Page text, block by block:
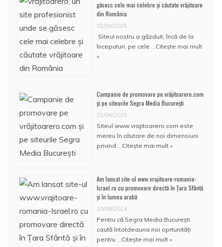
găsesc cele mai celebre și căutate vrăjitoare
din România
02/04/2025
Siteul nostru a găzduit, încă de la
începuturi, pe cele … Citește mai mult
»
Campanie de promovare pe vrăjitoarero.com
și pe siteurile Segra Media București
01/04/2025
Siteul www.vrajitoarero.com este
mereu în căutare de noi dimensiuni
privind … Citește mai mult »
Am lansat site-ul www.vrajitoare-romania-
Israel.ro cu promovare directă în Țara Sfântă
și în lumea arabă
20/09/2024
Pentru că Segra Media București
caută întotdeauna noi oprtunități
pentru … Citește mai mult »